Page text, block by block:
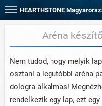
HEARTHSTONE
Aréna készítő
Nem tudod, hogy melyik
osztani a legutóbbi aréna
dologra alkalmas!
rendelkezik egy lap, ezt